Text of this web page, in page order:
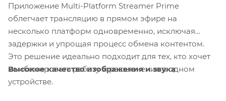
Приложение Multi-Platform Streamer Prime
облегчает трансляцию в прямом эфире на
несколько платформ одновременно, исключая
задержки и упрощая процесс обмена контентом.
Это решение идеально подходит для тех, кто хочет
комбинировать работу и развлечения в одном
устройстве.
Высокое качество изображения и звука